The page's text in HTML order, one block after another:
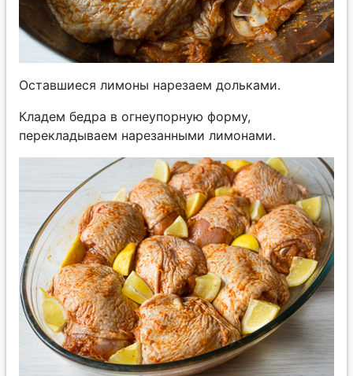
Оставшиеся лимоны нарезаем дольками.
Кладем бедра в огнеупорную форму,
перекладываем нарезанными лимонами.